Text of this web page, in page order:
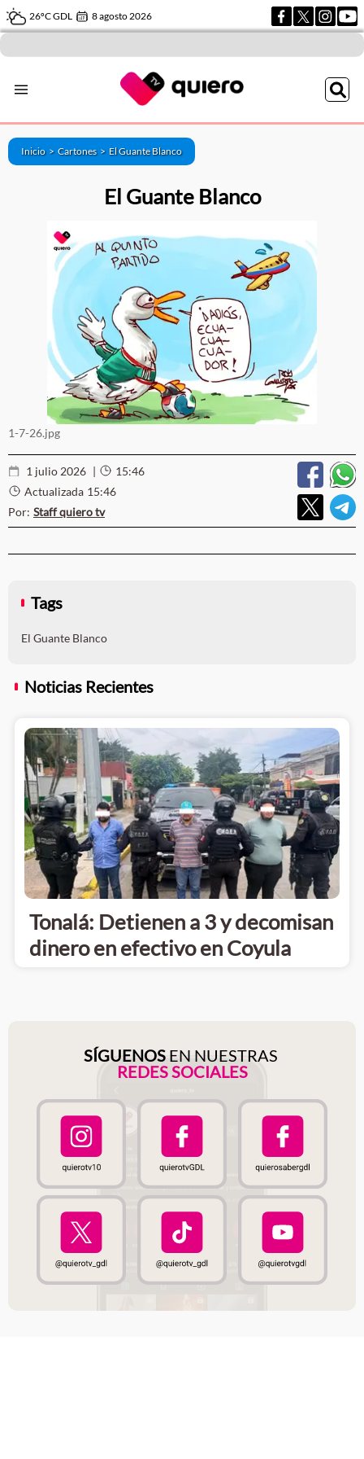
26ºC GDL 8 agosto 2026
Inicio > Cartones> El Guante Blanco
El Guante Blanco
1-7-26.jpg
1 julio 2026 |
15:46
Actualizada 15:46
Por: Staff quiero tv
Tags
El Guante Blanco
Noticias Recientes
Tonalá: Detienen a 3 y decomisan
dinero en efectivo en Coyula
SÍGUENOSEN NUESTRAS
REDES SOCIALES